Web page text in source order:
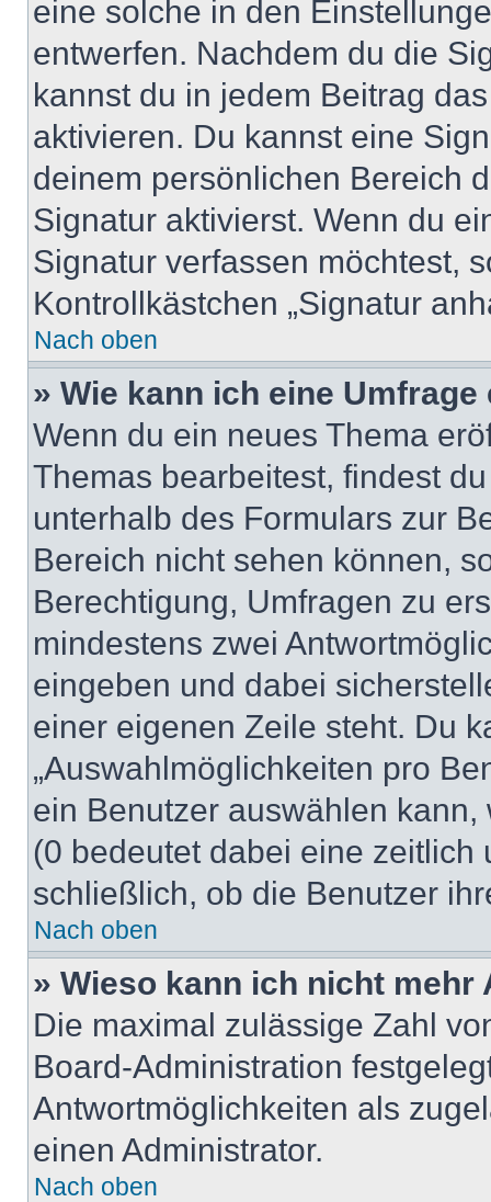
eine solche in den
entwerfen. Nachdem du die
kannst du in jedem Beitrag
aktivieren. Du kannst eine
deinem persönlichen Bereich
Signatur aktivierst. Wenn du
Signatur verfassen möchtest,
Kontrollkästchen „Signatur
Nach oben
» Wie kann ich eine
Wenn du ein neues Thema
Themas bearbeitest, findest
unterhalb des Formulars zur
Bereich nicht sehen können,
Berechtigung, Umfragen zu
mindestens zwei
eingeben und dabei
einer eigenen Zeile steht. Du
„Auswahlmöglichkeiten pro
ein Benutzer auswählen
(0 bedeutet dabei eine
schließlich, ob die Benutzer
Nach oben
» Wieso kann ich nicht
Die maximal zulässige Zahl
Board-Administration
Antwortmöglichkeiten als
einen Administrator.
Nach oben